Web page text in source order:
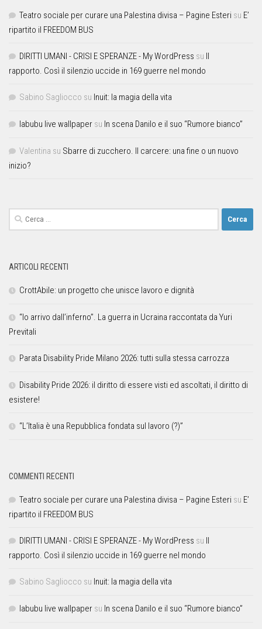
Teatro sociale per curare una Palestina divisa – Pagine Esteri su E’
ripartito il FREEDOM BUS
DIRITTI UMANI - CRISI E SPERANZE - My WordPress su Il
rapporto. Così il silenzio uccide in 169 guerre nel mondo
Sabino Sagliocco su Inuit: la magia della vita
labubu live wallpaper su In scena Danilo e il suo “Rumore bianco”
Valentina su Sbarre di zucchero. Il carcere: una fine o un nuovo
inizio?
ARTICOLI RECENTI
CrottAbile: un progetto che unisce lavoro e dignità
“Io arrivo dall’inferno”. La guerra in Ucraina raccontata da Yuri
Previtali
Parata Disability Pride Milano 2026: tutti sulla stessa carrozza
Disability Pride 2026: il diritto di essere visti ed ascoltati, il diritto di
esistere!
“L’Italia è una Repubblica fondata sul lavoro (?)”
COMMENTI RECENTI
Teatro sociale per curare una Palestina divisa – Pagine Esteri su E’
ripartito il FREEDOM BUS
DIRITTI UMANI - CRISI E SPERANZE - My WordPress su Il
rapporto. Così il silenzio uccide in 169 guerre nel mondo
Sabino Sagliocco su Inuit: la magia della vita
labubu live wallpaper su In scena Danilo e il suo “Rumore bianco”